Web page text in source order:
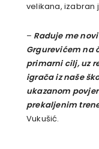
velikana, izabran
– Raduje me
Grgurevićem na
primarni cilj, uz
igrača iz naše
ukazanom
prekaljenim
Vukušić.